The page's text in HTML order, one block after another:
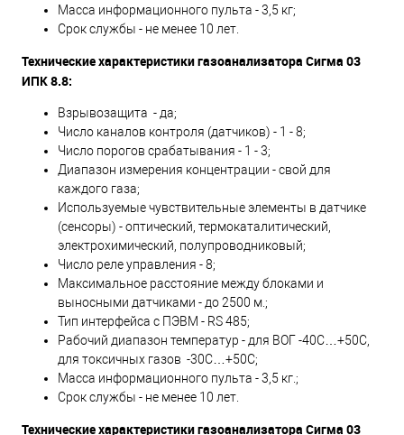
Масса информационного пульта - 3,5 кг;
Срок службы - не менее 10 лет.
Технические характеристики газоанализатора Сигма 03
ИПК 8.8:
Взрывозащита - да;
Число каналов контроля (датчиков) - 1 - 8;
Число порогов срабатывания - 1 - 3;
Диапазон измерения концентрации - свой для
каждого газа;
Используемые чувствительные элементы в датчике
(сенсоры) - оптический, термокаталитический,
электрохимический, полупроводниковый;
Число реле управления - 8;
Максимальное расстояние между блоками и
выносными датчиками - до 2500 м.;
Тип интерфейса с ПЭВМ - RS 485;
Рабочий диапазон температур - для ВОГ -40С…+50С,
для токсичных газов -30С…+50С;
Масса информационного пульта - 3,5 кг.;
Срок службы - не менее 10 лет.
Технические характеристики газоанализатора Сигма 03